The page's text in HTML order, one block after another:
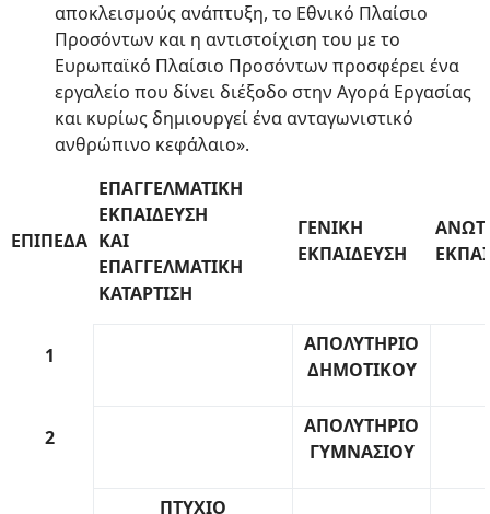
αποκλεισμούς ανάπτυξη, το Εθνικό Πλαίσιο
Προσόντων και η αντιστοίχιση του με το
Ευρωπαϊκό Πλαίσιο Προσόντων προσφέρει ένα
εργαλείο που δίνει διέξοδο στην Αγορά Εργασίας
και κυρίως δημιουργεί ένα ανταγωνιστικό
ανθρώπινο κεφάλαιο».
ΕΠΙΠΕΔΑ
ΕΠΑΓΓΕΛΜΑΤΙΚΗ
ΕΚΠΑΙΔΕΥΣΗ
ΚΑΙ
ΕΠΑΓΓΕΛΜΑΤΙΚΗ
ΚΑΤΑΡΤΙΣΗ
ΓΕΝΙΚΗ
ΕΚΠΑΙΔΕΥΣΗ
1
ΑΠΟΛΥΤΗΡΙΟ
ΔΗΜΟΤΙΚΟΥ
2
ΑΠΟΛΥΤΗΡΙΟ
ΓΥΜΝΑΣΙΟΥ
ΠΤΥΧΙΟ